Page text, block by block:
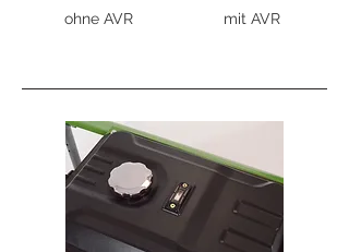
ohne AVR mit AVR